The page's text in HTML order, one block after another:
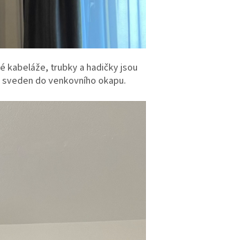
kabeláže, trubky a hadičky jsou
do venkovního okapu.